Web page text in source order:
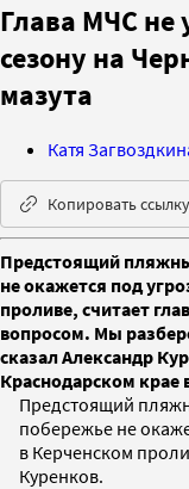
Глава МЧС не
сезону на
мазута
Катя
Копировать ссылку
Предстоящий
не окажется под
проливе, считает
вопросом. Мы
сказал Александр
Краснодарском
Предстоящий
побережье не
в Керченском
Куренков.